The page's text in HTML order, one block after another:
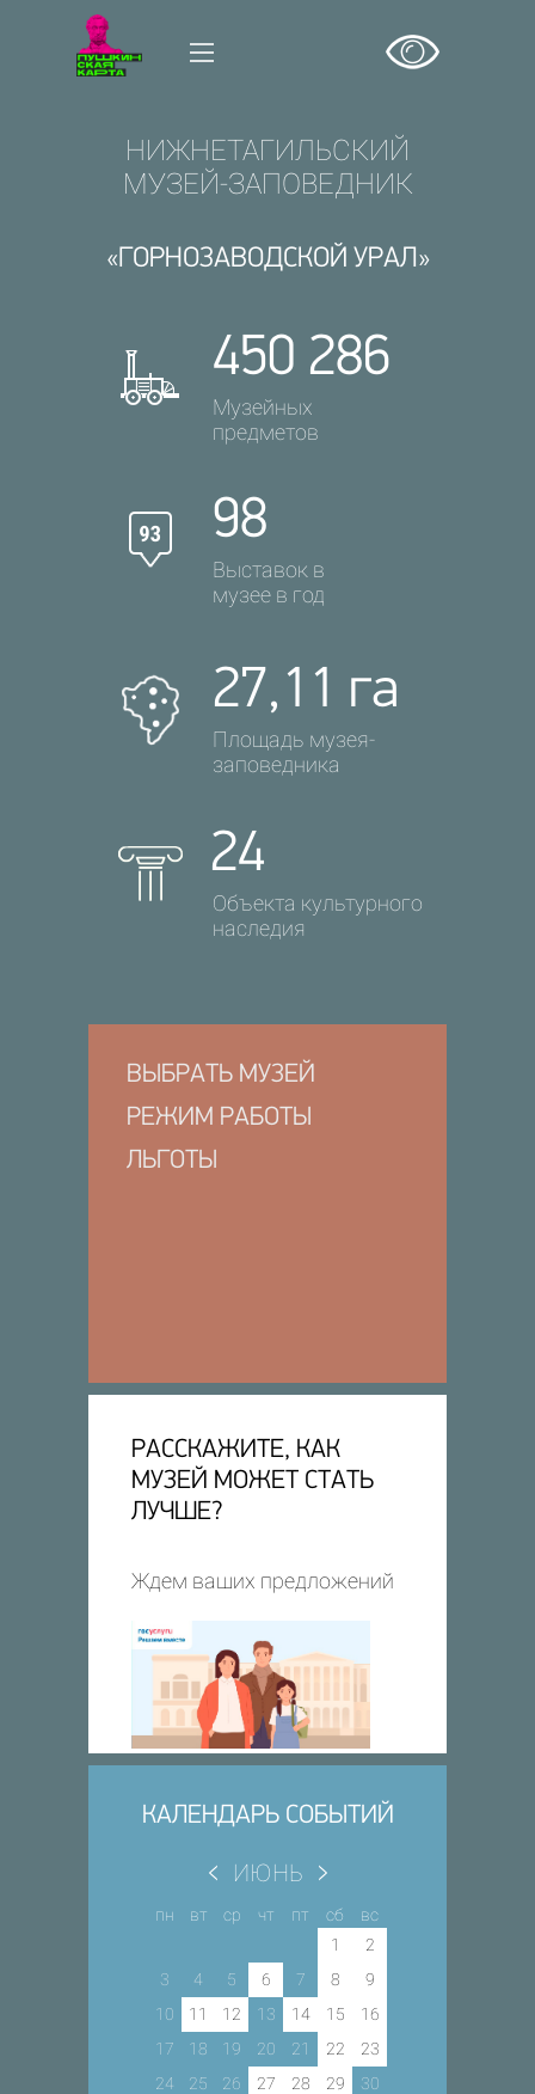
НИЖНЕТАГИЛЬСКИЙ
МУЗЕЙ-ЗАПОВЕДНИК
«ГОРНОЗАВОДСКОЙ УРАЛ»
450 286
Музейных
предметов
98
Выставок в
музее в год
27,11 га
Площадь музея-
заповедника
24
Объекта культурного
наследия
ВЫБРАТЬ МУЗЕЙ
РЕЖИМ РАБОТЫ
ЛЬГОТЫ
РАССКАЖИТЕ, КАК
МУЗЕЙ МОЖЕТ СТАТЬ
ЛУЧШЕ?
Ждем ваших предложений
КАЛЕНДАРЬ СОБЫТИЙ
ИЮНЬ
пн вт ср чт пт сб
вс
1
2
3
4 5 6 7 8
9
10
11 12 13 14 15
16
17
18 19 20 21 22
23
24
25 26 27 28 29 30